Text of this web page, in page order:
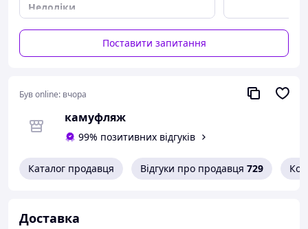
Недоліки
Не виявив
Поставити запитання
Був online: вчора
камуфляж
99% позитивних відгуків
Каталог продавця Відгуки про продавця 729
Доставка